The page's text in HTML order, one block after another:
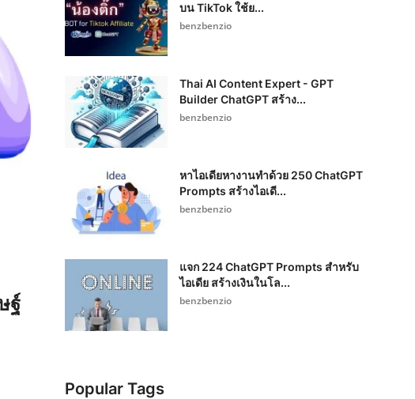
ฐ์
บน TikTok ใช้ย...
benzbenzio
Thai AI Content Expert - GPT
Builder ChatGPT สร้าง...
benzbenzio
หาไอเดียหางานทำด้วย 250 ChatGPT
Prompts สร้างไอเดี...
benzbenzio
แจก 224 ChatGPT Prompts สำหรับ
ไอเดีย สร้างเงินในโล...
benzbenzio
Popular Tags